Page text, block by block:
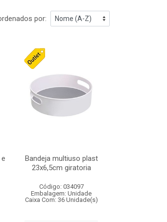
por:
Bandeja multiuso plast
23x6,5cm giratoria
Código: 034097
Embalagem: Unidade
Caixa Com: 36 Unidade(s)